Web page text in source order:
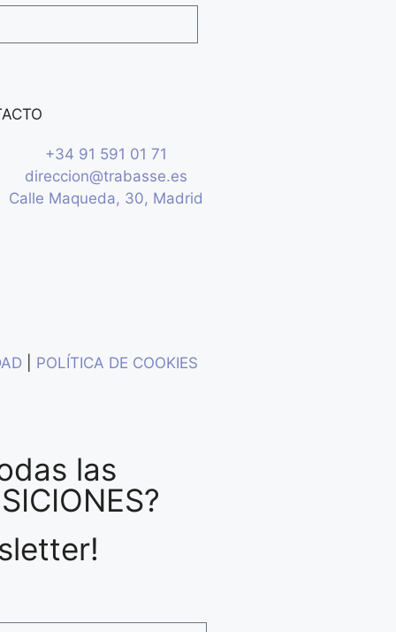
+34 91 591 01 71
direccion@trabasse.es
Calle Maqueda, 30, Madrid
POLÍTICA DE COOKIES
las